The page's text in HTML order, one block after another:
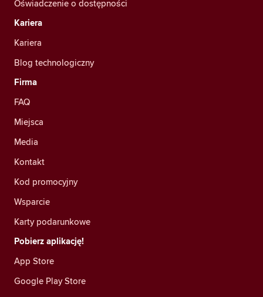
Oświadczenie o dostępności
Kariera
Kariera
Blog technologiczny
Firma
FAQ
Miejsca
Media
Kontakt
Kod promocyjny
Wsparcie
Karty podarunkowe
Pobierz aplikację!
App Store
Google Play Store